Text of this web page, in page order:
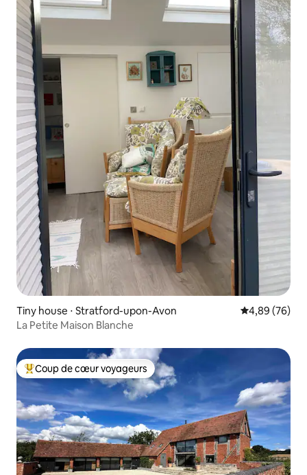
Tiny house ⋅ Stratford-upon-Avon Évaluation
4,89 (76)
La Petite Maison Blanche
Coups de cœur voyageurs les plus appréciés
Coup de cœur voyageurs